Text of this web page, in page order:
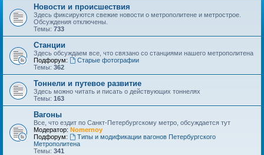
Новости и происшествия
Здесь фиксируются свежие новости о метрополитене и метрострое.
Обсуждения отключены.
Темы: 733
Станции
Здесь обсуждаем все, что связано со станциями нашего метрополитена
Подфорум:
Старые фотографии
Темы: 362
Тоннели и путевое развитие
Здесь можно читать и писать о действующих тоннелях
Темы: 163
Вагоны
Все, что ездит по Санкт-Петербургскому метро, обсуждается тут
Модератор: Nomernoy
Подфорум:
Типы и модификации вагонов Петербургского
Метрополитена
Темы: 341